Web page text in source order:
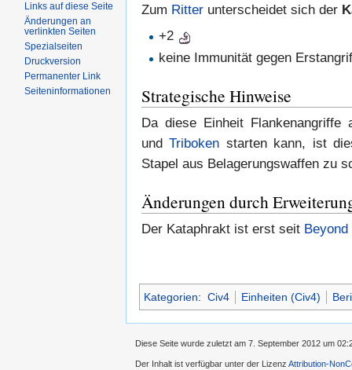
Zum Ritter unterscheidet sich der
+2
keine Immunität gegen
Strategische Hinweise
Da diese Einheit
undTriboken starten kann, ist
Stapel aus Belagerungswaffen zu
Änderungen durch
Der Kataphrakt ist erst seit
Kategorien: Civ4 Einheiten (Civ4)
Links auf diese Seite
Änderungen an
verlinkten Seiten
Spezialseiten
Druckversion
Permanenter Link
Seiten­informationen
Diese Seite wurde zuletzt am 7. September 2012 um
Der Inhalt ist verfügbar unter der Lizenz Attribution-